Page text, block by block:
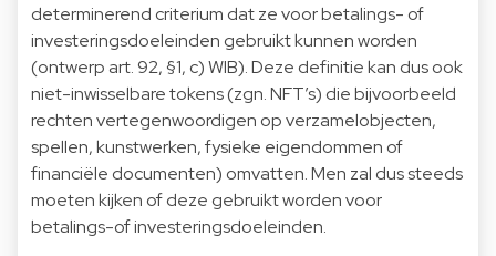
determinerend criterium dat ze voor betalings- of
investeringsdoeleinden gebruikt kunnen worden
(ontwerp art. 92, §1, c) WIB). Deze definitie kan dus ook
niet-inwisselbare tokens (zgn. NFT’s) die bijvoorbeeld
rechten vertegenwoordigen op verzamelobjecten,
spellen, kunstwerken, fysieke eigendommen of
financiële documenten) omvatten. Men zal dus steeds
moeten kijken of deze gebruikt worden voor
betalings-of investeringsdoeleinden.